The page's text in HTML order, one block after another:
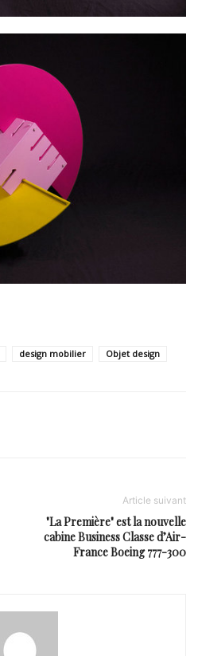
design mobilier Objet design
Article suivant
"La Première" est la nouvelle
cabine Business Classe d’Air-
France Boeing 777-300